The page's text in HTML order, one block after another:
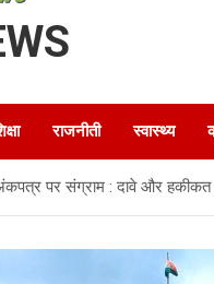
राजनीती स्वास्थ्य
में अंकपत्र पर संग्राम : दावे और